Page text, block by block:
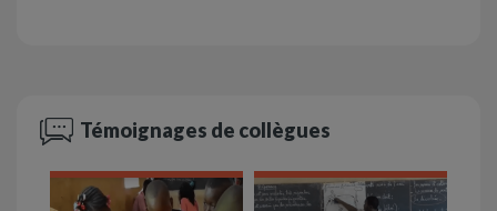
Témoignages de collègues